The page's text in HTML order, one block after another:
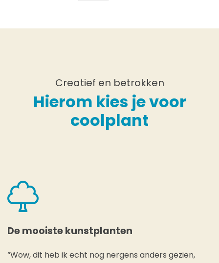
Creatief en betrokken
Hierom kies je voor
coolplant
De mooiste kunstplanten
“Wow, dit heb ik echt nog nergens anders gezien,